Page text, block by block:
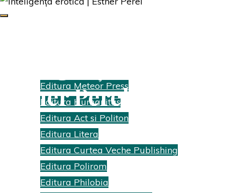
Editura Meteor Press
Editura Humanitas
Editura Act si Politon
Editura Litera
Editura Curtea Veche Publishing
Editura Polirom
Editura Philobia
Esther Perel
Recenzii cărti
Inteligența
erotică | Esther